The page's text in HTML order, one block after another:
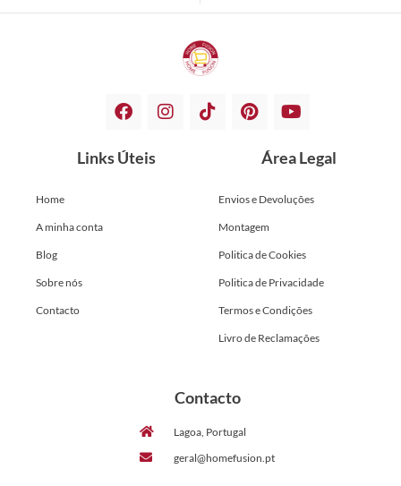
Links Úteis
Home
A minha conta
Blog
Sobre nós
Contacto
Área Legal
Envios e Devoluções
Montagem
Politica de Cookies
Politica de Privacidade
Termos e Condições
Livro de Reclamações
Contacto
Lagoa, Portugal
geral@homefusion.pt